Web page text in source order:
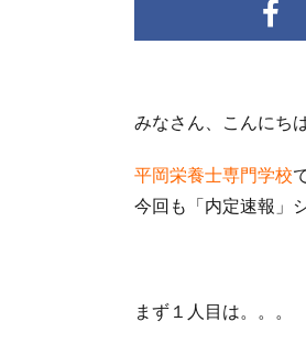
みなさん、こんにち
平岡栄養士専門学校
今回も「内定速報」
まず１人目は。。。